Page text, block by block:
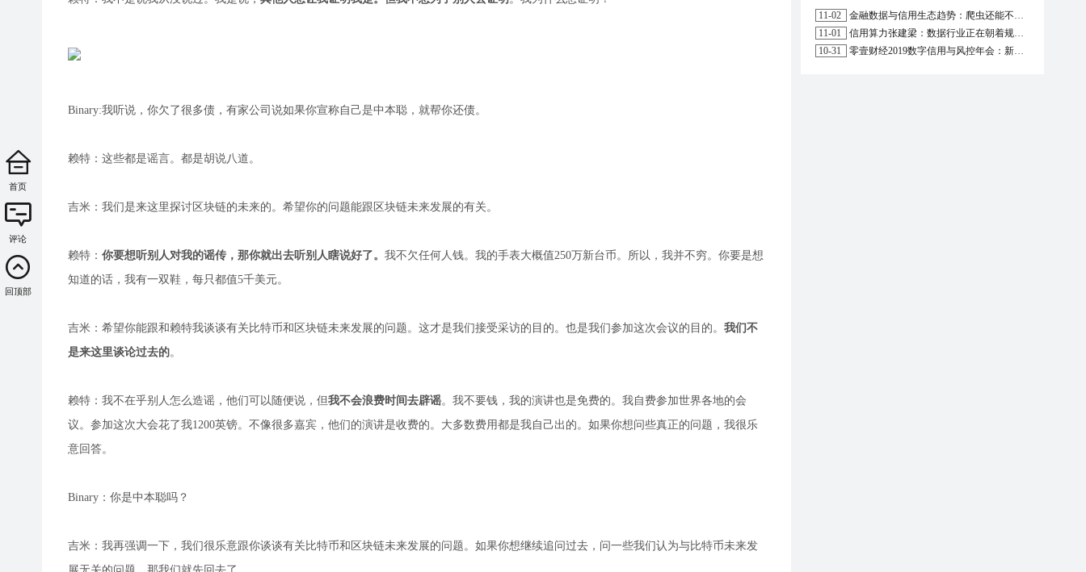
Binary:我听说，你欠了很多债，有家公司说如果你宣称自己是中本聪，就帮你还债。
赖特：这些都是谣言。都是胡说八道。
吉米：我们是来这里探讨区块链的未来的。希望你的问题能跟区块链未来发展的有关。
赖特： 你要想听别人对我的谣传，那你就出去听别人瞎说好了。 我不欠任何人钱。我的手表大概值250万新台币。所以，我并不穷。你要是想
知道的话，我有一双鞋，每只都值5千美元。
吉米：希望你能跟和赖特我谈谈有关比特币和区块链未来发展的问题。这才是我们接受采访的目的。也是我们参加这次会议的目的。 我们不
是来这里谈论过去的。
赖特：我不在乎别人怎么造谣，他们可以随便说，但我不会浪费时间去辟谣。我不要钱，我的演讲也是免费的。我自费参加世界各地的会
议。参加这次大会花了我1200英镑。不像很多嘉宾，他们的演讲是收费的。大多数费用都是我自己出的。如果你想问些真正的问题，我很乐
意回答。
Binary：你是中本聪吗？
吉米：我再强调一下，我们很乐意跟你谈谈有关比特币和区块链未来发展的问题。如果你想继续追问过去，问一些我们认为与比特币未来发
展无关的问题，那我们就先回去了。
11-02
金融数据与信用生态趋势：爬虫还能不能用？区块链能解决哪些问题？
11-01
信用算力张建梁：数据行业正在朝着规范化方向演进，数据确权是数据开放的前提
10-31
零壹财经2019数字信用与风控年会：新形势下行业的机遇与挑战
首页
评论
回顶部